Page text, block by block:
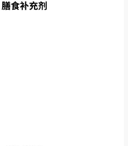
膳食补充剂